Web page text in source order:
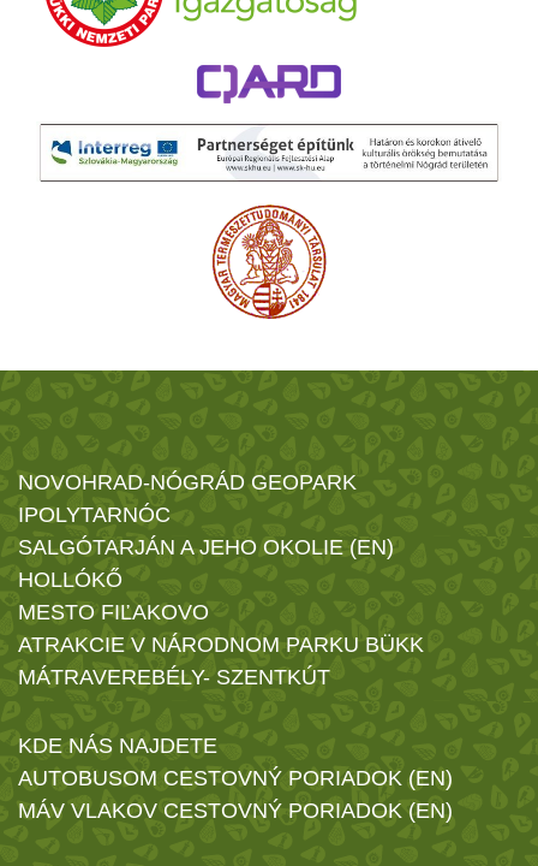
NOVOHRAD-NÓGRÁD GEOPARK
IPOLYTARNÓC
SALGÓTARJÁN A JEHO OKOLIE (EN)
HOLLÓKŐ
MESTO FIĽAKOVO
ATRAKCIE V NÁRODNOM PARKU BÜKK
MÁTRAVEREBÉLY- SZENTKÚT
KDE NÁS NAJDETE
AUTOBUSOM CESTOVNÝ PORIADOK (EN)
MÁV VLAKOV CESTOVNÝ PORIADOK (EN)